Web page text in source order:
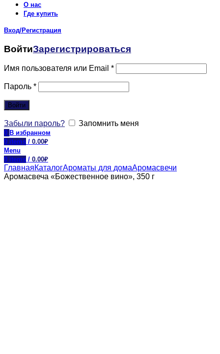
О нас
Где купить
Вход/Регистрация
ВойтиЗарегистрироваться
Имя пользователя или Email *
Пароль *
Войти
Забыли пароль? Запомнить меня
0 В избранном
0 items / 0.00₽
Menu
0 items / 0.00₽
ГлавнаяКаталогАроматы для домаАромасвечи
Аромасвеча «Божественное вино», 350 г